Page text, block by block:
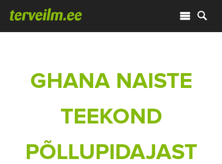
GHANA NAISTE
TEEKOND
PÕLLUPIDAJAST